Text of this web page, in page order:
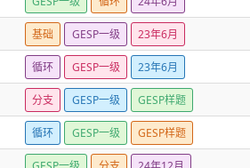
基础 GESP一级 23年6月
循环 GESP一级 23年6月
分支 GESP一级 GESP样题
循环 GESP一级 GESP样题